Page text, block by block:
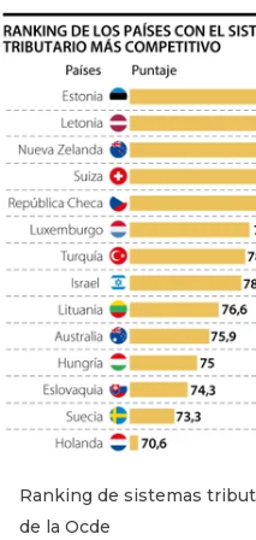
Ranking de sistemas
de la Ocde